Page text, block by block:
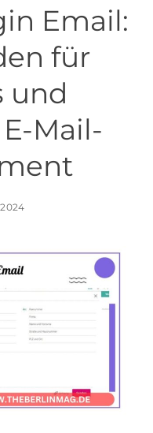
Email:
für
und
Mail-